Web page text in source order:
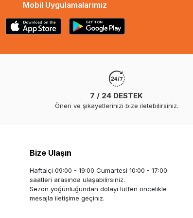
Mobil Uygulamalarımız
7 / 24 DESTEK
Öneri ve şikayetlerinizi bize iletebilirsiniz.
Bize Ulaşın
Haftaiçi 09:00 - 19:00 Cumartesi 10:00 - 17:00
saatleri arasında ulaşabilirsiniz.
Sezon yoğunluğundan dolayı lütfen öncelikle
mesajla iletişime geçiniz.